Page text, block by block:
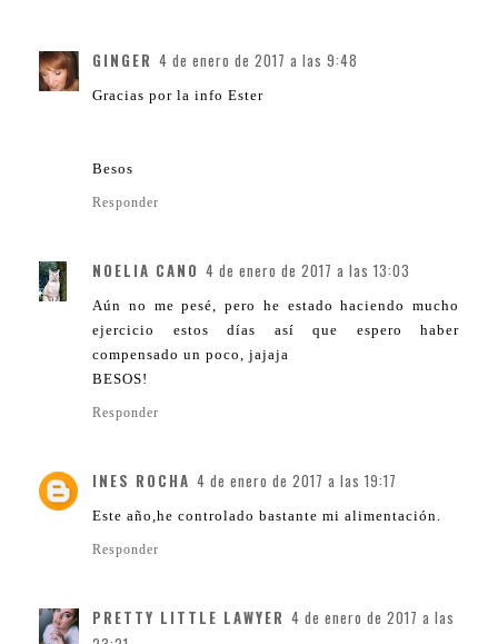
GINGER 4 de enero de 2017 a las 9:48
Gracias por la info Ester
Besos
Responder
NOELIA CANO 4 de enero de 2017 a las 13:03
Aún no me pesé, pero he estado haciendo mucho
ejercicio estos días así que espero haber
compensado un poco, jajaja
BESOS!
Responder
INES ROCHA 4 de enero de 2017 a las 19:17
Este año,he controlado bastante mi alimentación.
Responder
PRETTY LITTLE LAWYER 4 de enero de 2017 a las